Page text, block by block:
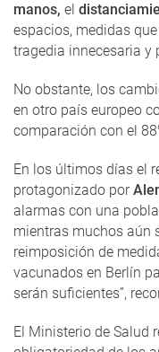
manos, el
espacios, medidas
tragedia innecesaria y
No obstante, los
en otro país europeo
comparación con el
En los últimos días el
protagonizado por
alarmas con una
mientras muchos aún
reimposición de
vacunados en Berlín
serán suficientes”,
El Ministerio de Salud